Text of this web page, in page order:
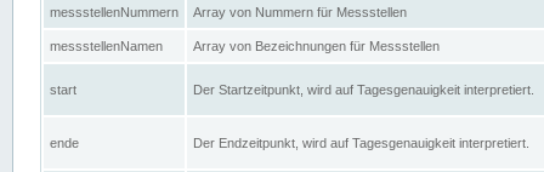
messstellenNummern Array von Nummern für Messstellen
messstellenNamen Array von Bezeichnungen für Messstellen
start Der Startzeitpunkt, wird auf Tagesgenauigkeit interpretiert.
ende Der Endzeitpunkt, wird auf Tagesgenauigkeit interpretiert.